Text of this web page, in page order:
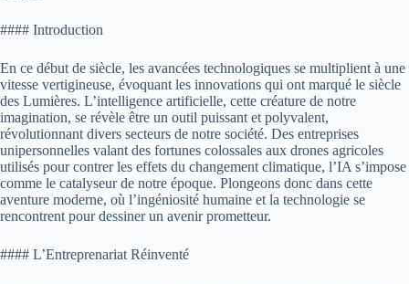
#### Introduction
En ce début de siècle, les avancées technologiques se multiplient à une
vitesse vertigineuse, évoquant les innovations qui ont marqué le siècle
des Lumières. L’intelligence artificielle, cette créature de notre
imagination, se révèle être un outil puissant et polyvalent,
révolutionnant divers secteurs de notre société. Des entreprises
unipersonnelles valant des fortunes colossales aux drones agricoles
utilisés pour contrer les effets du changement climatique, l’IA s’impose
comme le catalyseur de notre époque. Plongeons donc dans cette
aventure moderne, où l’ingéniosité humaine et la technologie se
rencontrent pour dessiner un avenir prometteur.
#### L’Entreprenariat Réinventé